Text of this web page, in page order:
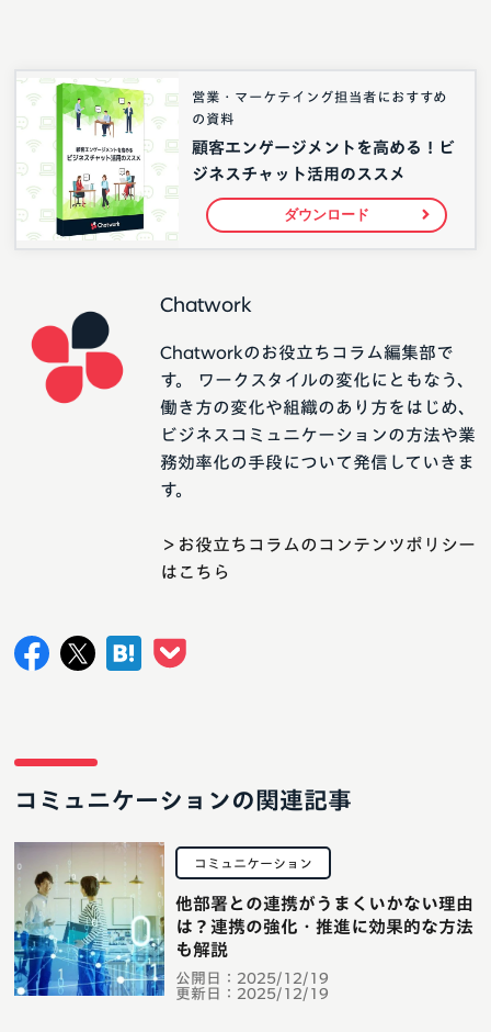
営業・マーケテイング担当者におすすめ
の資料
顧客エンゲージメントを高める！ビ
ジネスチャット活用のススメ
ダウンロード
Chatwork
Chatworkのお役立ちコラム編集部で
す。 ワークスタイルの変化にともなう、
働き方の変化や組織のあり方をはじめ、
ビジネスコミュニケーションの方法や業
務効率化の手段について発信していきま
す。
＞お役立ちコラムのコンテンツポリシー
はこちら
コミュニケーションの関連記事
コミュニケーション
公開日： 2025/12/19
更新日： 2025/12/19
他部署との連携がうまくいかない理由
は？連携の強化・推進に効果的な方法
も解説